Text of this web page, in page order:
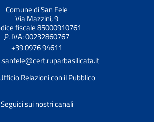
Comune di San Fele
Via Mazzini, 9
fiscale 85000910761
P. IVA:00232860767
+39 0976 94611
Relazioni con il Pubblico
Seguici sui nostri canali